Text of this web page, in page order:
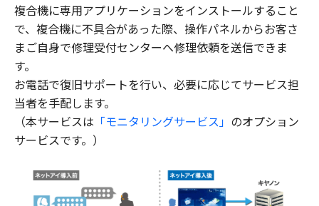
複合機に専用アプリケーションをインストールすること
で、複合機に不具合があった際、操作パネルからお客さ
まご自身で修理受付センターへ修理依頼を送信できま
す。
お電話で復旧サポートを行い、必要に応じてサービス担
当者を手配します。
（本サービスは 「モニタリングサービス」 のオプション
サービスです。）